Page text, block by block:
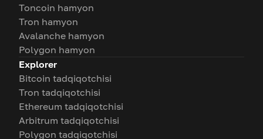
Toncoin hamyon
Tron hamyon
Avalanche hamyon
Polygon hamyon
Explorer
Bitcoin tadqiqotchisi
Tron tadqiqotchisi
Ethereum tadqiqotchisi
Arbitrum tadqiqotchisi
Polygon tadqiqotchisi